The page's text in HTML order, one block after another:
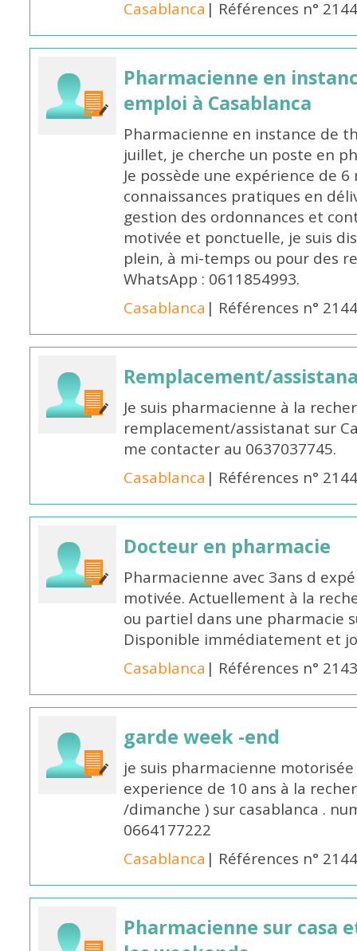
Casablanca | Références n°
Pharmacienne en
emploi à Casablanca
Pharmacienne en instance de
juillet, je cherche un poste en
Je possède une expérience de
connaissances pratiques en
gestion des ordonnances et
motivée et ponctuelle, je suis
plein, à mi-temps ou pour des
WhatsApp : 0611854993.
Casablanca | Références n°
Remplacement/
Je suis pharmacienne à la
remplacement/assistanat sur
me contacter au 0637037745.
Casablanca | Références n°
Docteur en pharmacie
Pharmacienne avec 3ans d
motivée. Actuellement à la
ou partiel dans une pharmacie
Disponible immédiatement et
Casablanca | Références n°
garde week -end
je suis pharmacienne
experience de 10 ans à la
/dimanche ) sur casablanca .
0664177222
Casablanca | Références n°
Pharmacienne sur casa